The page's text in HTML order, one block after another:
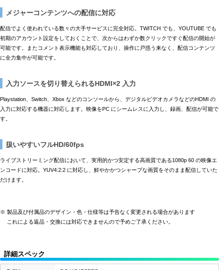
メジャーコンテンツへの配信に対応
配信でよく使われている数々の大手サービスに完全対応。TWITCH でも、YOUTUBE でも
初期のアカウント設定をしておくことで、次からはわずか数クリックですぐ配信の開始が
可能です。またコメント表示機能も対応しており、操作に戸惑う来なく、配信コンテンツ
に全力集中が可能です。
入力ソースを切り替えられるHDMI×2 入力
Playstation、Switch、Xbox などのコンソールから、デジタルビデオカメラなどのHDMI の
入力に対応する機器に対応します。映像をPC にシームレスに入力し、録画、配信が可能で
す。
扱いやすいフルHD/60fps
ライブストリーミング配信において、実用的かつ安定する高画質である1080p 60 の映像エ
ンコードに対応。YUV4:2:2 に対応し、鮮やかかつシャープな画質をそのまま配信していた
だけます。
※ 製品及び付属品のデザイン・色・仕様等は予告なく変更される場合があります
これによる返品・交換には対応できませんので予めご了承ください。
詳細スペック